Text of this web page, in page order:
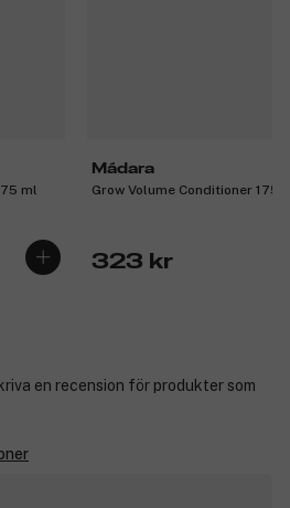
ml
Mádara
Grow Volume Conditioner 175
323 kr
en recension för produkter som